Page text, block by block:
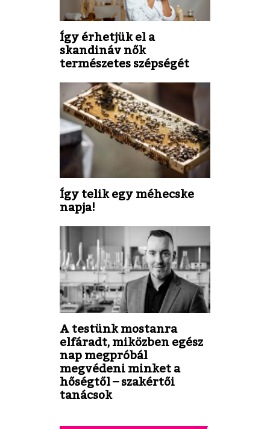
Így érhetjük el a
skandináv nők
természetes szépségét
Így telik egy méhecske
napja!
A testünk mostanra
elfáradt, miközben egész
nap megpróbál
megvédeni minket a
hőségtől – szakértői
tanácsok